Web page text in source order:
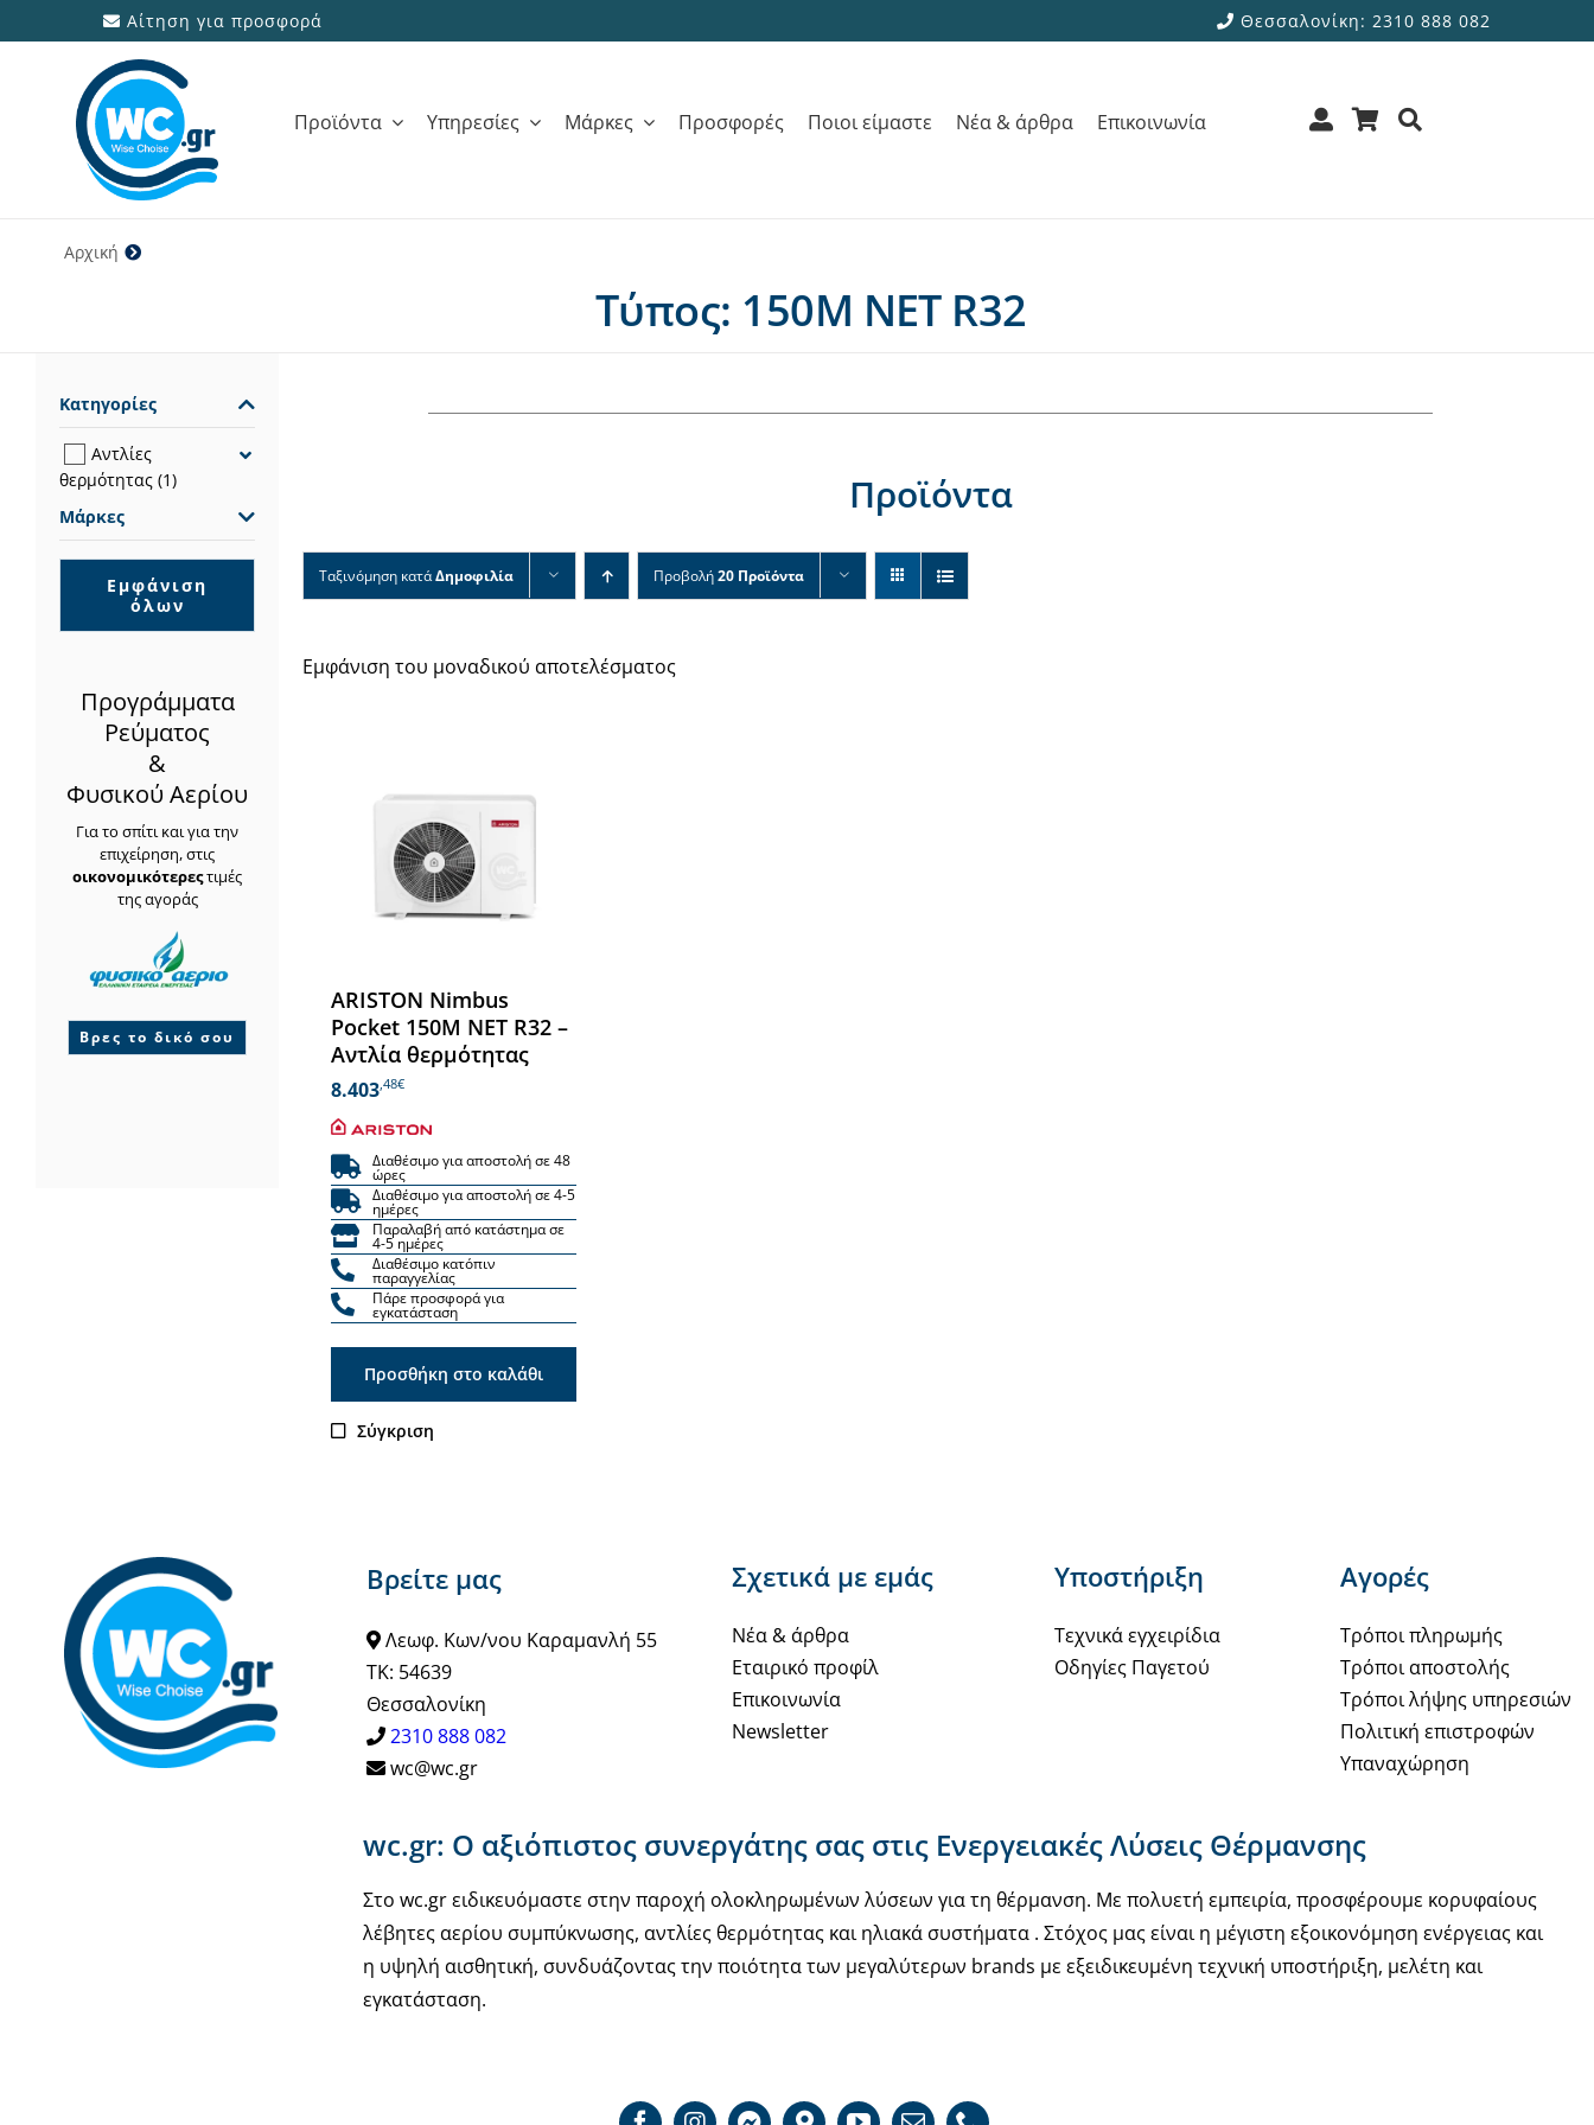
στο
περιεχόμενο
Αίτηση για προσφορά Θεσσαλονίκη: 2310 888 082
Προϊόντα Υπηρεσίες Μάρκες Προσφορές Ποιοι είμαστε Νέα & άρθρα Επικοινωνία
Αρχική
Τύπος: 150M NET R32
Προϊόντα
Ταξινόμηση κατάΔημοφιλία Προβολή20 Προϊόντα
Εμφάνιση του μοναδικού αποτελέσματος
ARISTON Nimbus
Pocket 150M NET R32 –
Αντλία θερμότητας
8.403,48€
Διαθέσιμο για αποστολή σε 48
ώρες
Διαθέσιμο για αποστολή σε 4-5
ημέρες
Παραλαβή από κατάστημα σε
4-5 ημέρες
Διαθέσιμο κατόπιν
παραγγελίας
Πάρε προσφορά για
εγκατάσταση
Προσθήκη στο καλάθι
Σύγκριση
Κατηγορίες
Αντλίες
θερμότητας (1)
Μάρκες
Εμφάνιση
όλων
Προγράμματα
Ρεύματος
&
Φυσικού Αερίου
Για το σπίτι και για την
επιχείρηση, στις
οικονομικότερεςτιμές
της αγοράς
Βρες το δικό σου
Βρείτε μας
Λεωφ. Κων/νου Καραμανλή 55
ΤΚ: 54639
Θεσσαλονίκη
2310 888 082
wc@wc.gr
Σχετικά με εμάς
Νέα & άρθρα
Εταιρικό προφίλ
Επικοινωνία
Newsletter
Υποστήριξη
Τεχνικά εγχειρίδια
Οδηγίες Παγετού
Αγορές
Τρόποι πληρωμής
Τρόποι αποστολής
Τρόποι λήψης υπηρεσιών
Πολιτική επιστροφών
Υπαναχώρηση
wc.gr: Ο αξιόπιστος συνεργάτης σας στις Ενεργειακές Λύσεις Θέρμανσης
Στο wc.gr ειδικευόμαστε στην παροχή ολοκληρωμένων λύσεων για τη θέρμανση. Με πολυετή εμπειρία, προσφέρουμε κορυφαίους
λέβητες αερίου συμπύκνωσης, αντλίες θερμότητας και ηλιακά συστήματα . Στόχος μας είναι η μέγιστη εξοικονόμηση ενέργειας και
η υψηλή αισθητική, συνδυάζοντας την ποιότητα των μεγαλύτερων brands με εξειδικευμένη τεχνική υποστήριξη, μελέτη και
εγκατάσταση.